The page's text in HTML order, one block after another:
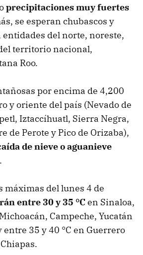
precipitaciones muy fuertes
se esperan chubascos y
del norte, noreste,
territorio nacional,
Roo.
por encima de 4,200
y oriente del país (Nevado de
Iztaccíhuatl, Sierra Negra,
de Perote y Pico de Orizaba),
de nieve o aguanieve
máximas del lunes 4 de
entre 30 y 35 °Cen Sinaloa,
Campeche, Yucatán
entre 35 y 40 °C en Guerrero